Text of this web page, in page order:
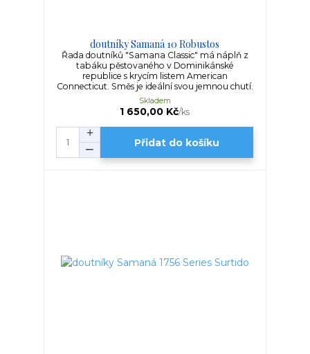
doutníky Samaná 10 Robustos
Řada doutníků "Samana Classic" má náplň z
tabáku pěstovaného v Dominikánské
republice s krycím listem American
Connecticut. Směs je ideální svou jemnou chutí.
1 650,00 Kč/ks
Skladem
Přidat do košíku